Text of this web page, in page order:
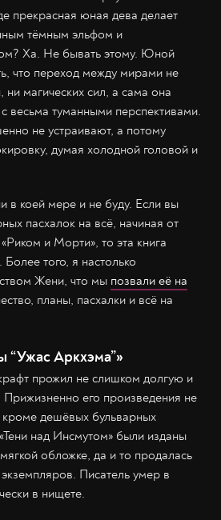
прекрасная юная дева делает
тёмным эльфом и
Ха. Не бывать этому. Юной
что переход между мирами не
ни магических сил, а сама она
весьма туманными перспективами.
не устраивают, а потому
думая холодной головой и
в коей мере и не буду. Если вы
пасхалок на всё, начиная от
и Морти», то эта книга
того, я настолько
Жени, что мы позвали её на
планы, пасхалки и всё на
“Ужас Аркхэма”»
прожил не слишком долгую и
Прижизненно его произведения не
кроме дешёвых бульварных
над Инсмутом» были изданы
обложке, да и то продалась
Писатель умер в
в нищете.